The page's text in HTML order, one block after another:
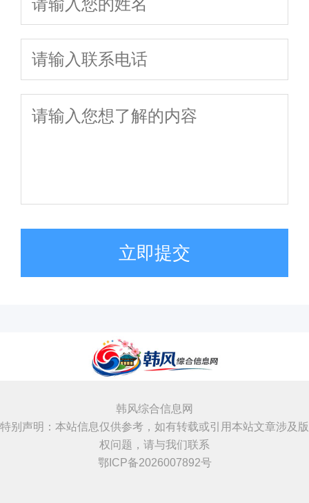
立即提交
韩风综合信息网
特别声明：本站信息仅供参考，如有转载或引用本站文章涉及版
权问题，请与我们联系
鄂ICP备2026007892号